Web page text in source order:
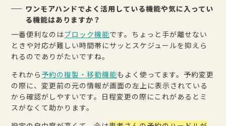
ワンモアハンドでよく活用している機能や気に入ってい
る機能はありますか？
一番便利なのはブロック機能です。ちょっと手が離せない
ときや対応が難しい時間帯にサッとスケジュールを抑えら
れるのでありがたいですね。
それから 予約の複製・移動機能もよく使ってます。予約変更
の際に、変更前の元の情報が画面の左上に表示されている
から確認がしやすいです。日程変更の際にこれがあるとミ
スがなくて助かります。